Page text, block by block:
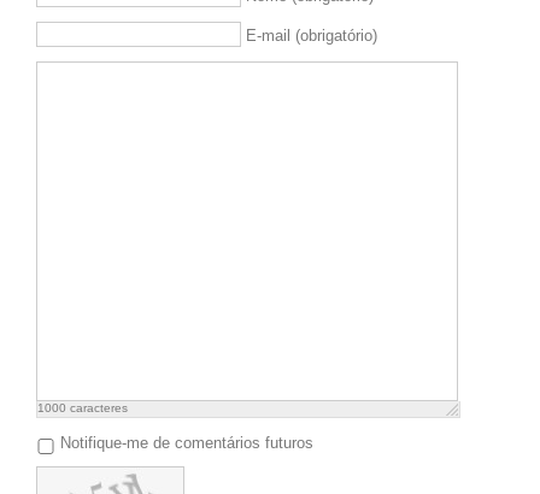
E-mail (obrigatório)
1000 caracteres
Notifique-me de comentários futuros